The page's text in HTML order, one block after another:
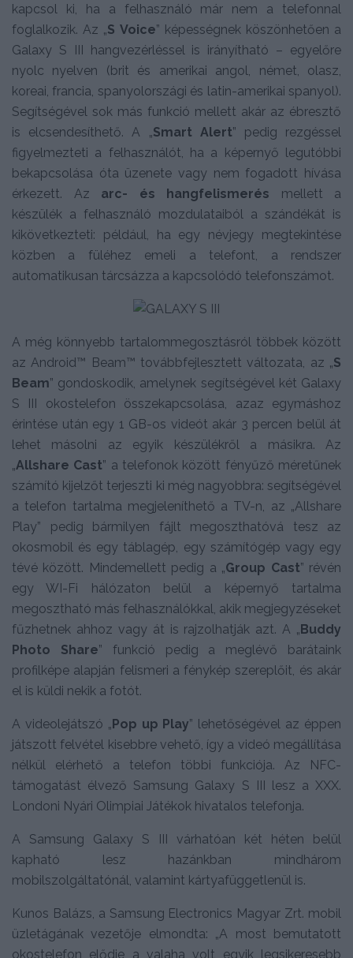
kapcsol ki, ha a felhasználó már nem a telefonnal
foglalkozik. Az „S Voice” képességnek köszönhetően a
Galaxy S III hangvezérléssel is irányítható – egyelőre
nyolc nyelven (brit és amerikai angol, német, olasz,
koreai, francia, spanyolországi és latin-amerikai spanyol).
Segítségével sok más funkció mellett akár az ébresztő
is elcsendesíthető. A „Smart Alert” pedig rezgéssel
figyelmezteti a felhasználót, ha a képernyő legutóbbi
bekapcsolása óta üzenete vagy nem fogadott hívása
érkezett. Az arc- és hangfelismerés mellett a
készülék a felhasználó mozdulataiból a szándékát is
kikövetkezteti: például, ha egy névjegy megtekintése
közben a füléhez emeli a telefont, a rendszer
automatikusan tárcsázza a kapcsolódó telefonszámot.
A még könnyebb tartalommegosztásról többek között
az Android™ Beam™ továbbfejlesztett változata, az „S
Beam” gondoskodik, amelynek segítségével két Galaxy
S III okostelefon összekapcsolása, azaz egymáshoz
érintése után egy 1 GB-os videót akár 3 percen belül át
lehet másolni az egyik készülékről a másikra. Az
„Allshare Cast” a telefonok között fényűző méretűnek
számító kijelzőt terjeszti ki még nagyobbra: segítségével
a telefon tartalma megjeleníthető a TV-n, az „Allshare
Play” pedig bármilyen fájlt megoszthatóvá tesz az
okosmobil és egy táblagép, egy számítógép vagy egy
tévé között. Mindemellett pedig a „Group Cast” révén
egy WI-Fi hálózaton belül a képernyő tartalma
megosztható más felhasználókkal, akik megjegyzéseket
fűzhetnek ahhoz vagy át is rajzolhatják azt. A „ Buddy
Photo Share” funkció pedig a meglévő barátaink
profilképe alapján felismeri a fénykép szereplőit, és akár
el is küldi nekik a fotót.
A videolejátszó „ Pop up Play” lehetőségével az éppen
játszott felvétel kisebbre vehető, így a videó megállítása
nélkül elérhető a telefon többi funkciója. Az NFC-
támogatást élvező Samsung Galaxy S III lesz a XXX.
Londoni Nyári Olimpiai Játékok hivatalos telefonja.
A Samsung Galaxy S III várhatóan két héten belül
kapható lesz hazánkban mindhárom
mobilszolgáltatónál, valamint kártyafüggetlenül is.
Kunos Balázs, a Samsung Electronics Magyar Zrt. mobil
üzletágának vezetője elmondta: „A most bemutatott
okostelefon elődje a valaha volt egyik legsikeresebb